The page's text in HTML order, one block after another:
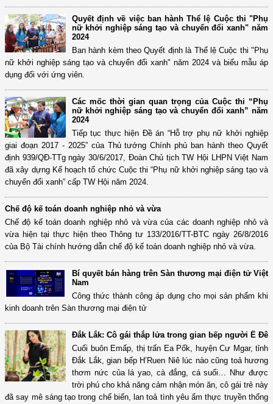
Quyết định về việc ban hành Thể lệ Cuộc thi "Phụ
nữ khởi nghiệp sáng tạo và chuyển đổi xanh" năm
2024
Ban hành kèm theo Quyết định là Thể lệ Cuộc thi "Phụ
nữ khởi nghiệp sáng tạo và chuyển đổi xanh" năm 2024 và biểu mẫu áp
dụng đối với ứng viên.
Các mốc thời gian quan trọng của Cuộc thi “Phụ
nữ khởi nghiệp sáng tạo và chuyển đổi xanh” năm
2024
Tiếp tục thực hiện Đề án “Hỗ trợ phụ nữ khởi nghiệp
giai đoạn 2017 - 2025” của Thủ tướng Chính phủ ban hành theo Quyết
định 939/QĐ-TTg ngày 30/6/2017, Đoàn Chủ tịch TW Hội LHPN Việt Nam
đã xây dựng Kế hoạch tổ chức Cuộc thi “Phụ nữ khởi nghiệp sáng tạo và
chuyển đổi xanh” cấp TW Hội năm 2024.
Chế độ kế toán doanh nghiệp nhỏ và vừa
Chế độ kế toán doanh nghiệp nhỏ và vừa của các doanh nghiệp nhỏ và
vừa hiện tại thực hiện theo Thông tư 133/2016/TT-BTC ngày 26/8/2016
của Bộ Tài chính hướng dẫn chế độ kế toán doanh nghiệp nhỏ và vừa.
Bí quyết bán hàng trên Sàn thương mại điện tử Việt
Nam
Công thức thành công áp dụng cho mọi sản phẩm khi
kinh doanh trên Sàn thương mại điện tử
Đắk Lắk: Cô gái thắp lửa trong gian bếp người Ê Đê
Cuối buôn Emấp, thị trấn Ea Pốk, huyện Cư Mgar, tỉnh
Đắk Lắk, gian bếp H’Ruen Niê lúc nào cũng toả hương
thơm nức của lá yao, cà đắng, cá suối… Như được
trời phú cho khả năng cảm nhận món ăn, cô gái trẻ này
đã say mê sáng tạo trong chế biến, lan toả tình yêu ẩm thực truyền thống